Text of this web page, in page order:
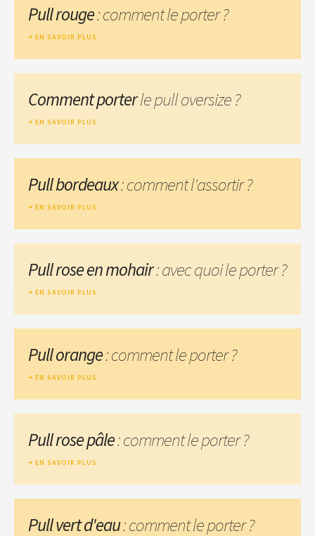
Pull rouge: comment le porter ?
EN SAVOIR PLUS
Comment porterle pull oversize ?
EN SAVOIR PLUS
Pull bordeaux: comment l'assortir ?
EN SAVOIR PLUS
Pull rose en mohair: avec quoi le porter ?
EN SAVOIR PLUS
Pull orange: comment le porter ?
EN SAVOIR PLUS
Pull rose pâle: comment le porter ?
EN SAVOIR PLUS
Pull vert d'eau: comment le porter ?